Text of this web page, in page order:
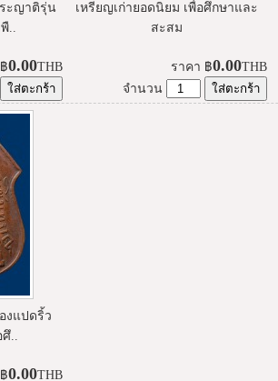
ะญาติรุ่น
..
฿0.00THB
เหรียญเก่ายอดนิยม เพื่อศึกษาและ
สะสม
ราคา ฿0.00THB
จำนวน
งแปดริ้ว
ศึ..
฿0.00THB